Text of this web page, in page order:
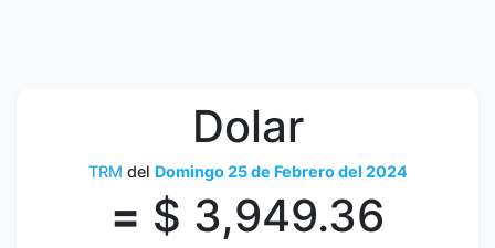
Dolar
TRM del Domingo 25 de Febrero del 2024
= $ 3,949.36